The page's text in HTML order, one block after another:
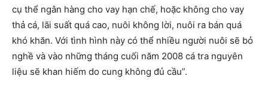
cụ thể ngân hàng cho vay hạn chế, hoặc không cho vay
thả cá, lãi suất quá cao, nuôi không lời, nuôi ra bán quá
khó khăn. Với tình hình này có thể nhiều người nuôi sẽ bỏ
nghề và vào những tháng cuối năm 2008 cá tra nguyên
liệu sẽ khan hiếm do cung không đủ cầu”.